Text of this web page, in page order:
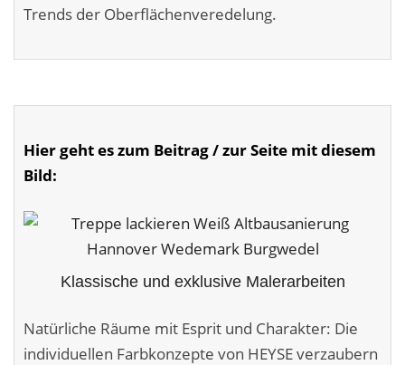
Fassadensanierung
Fugenlos
Kalkkind-Fachbetrieb – Sumpfkalk-Oberflächen
Malerarbeiten
Tapezierarbeiten
Service ›
Trends der Oberflächen­veredelung.
Hier geht es zum Beitrag / zur Seite mit diesem
Bild:
Klassische und exklusive Malerarbeiten
Natürliche Räume mit Esprit und Charakter: Die
individuellen Farbkonzepte von HEYSE verzaubern